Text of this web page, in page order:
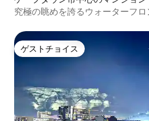
究極の眺めを誇るウォーターフ
ゲストチョイス
ゲストチョイス